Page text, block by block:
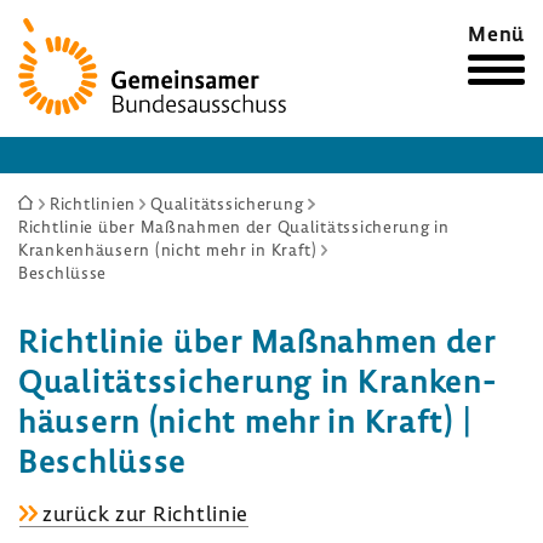
Zur
Startseite
Menü
Sie
sind
hier:
Richtlinien
Qualitätssicherung
Richtlinie über Maßnahmen der Qualitätssicherung in
Krankenhäusern (nicht mehr in Kraft)
Beschlüsse
Richt­linie über Maßnahmen der
Quali­täts­si­che­rung in Kran­ken­
häu­sern (nicht mehr in Kraft) |
Beschlüsse
zurück zur Richt­linie